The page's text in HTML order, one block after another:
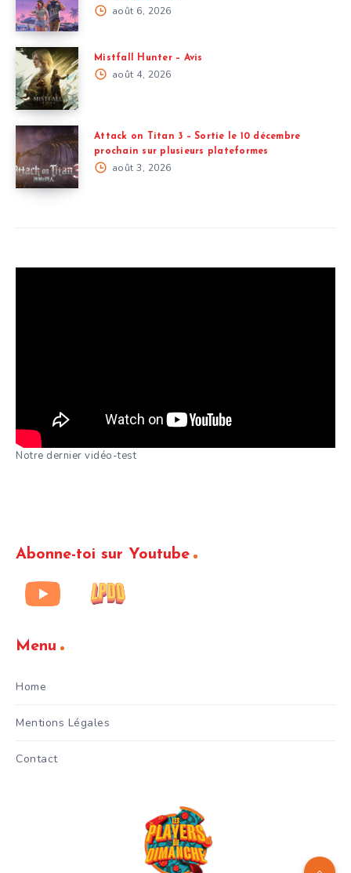
août 6, 2026
Mistfall Hunter – Avis
août 4, 2026
Attack on Titan 3 – Sortie le 10 décembre
prochain sur plusieurs plateformes
août 3, 2026
Notre dernier vidéo-test
Abonne-toi sur Youtube
Menu
Home
Mentions Légales
Contact